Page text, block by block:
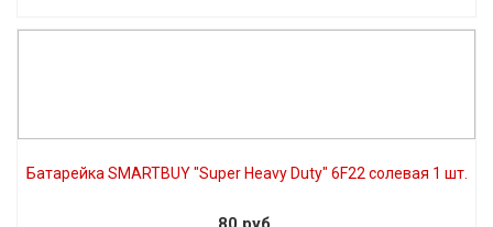
Батарейка SMARTBUY "Super Heavy Duty" 6F22 солевая 1 шт.